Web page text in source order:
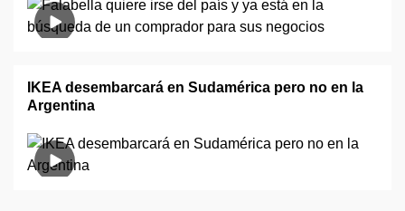
IKEA desembarcará en Sudamérica pero no en la
Argentina